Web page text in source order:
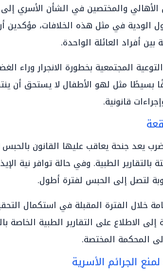
والمختصين في الشأن الأسري
الودية في مثل هذه الخلافات، مؤكدين
أفراد العائلة الواحدة.
المجتمعية بخطورة الانجرار وراء
بسيطًا مثل لهو الأطفال لا يستحق أن
قانونية.
يعد جنحة يعاقب عليها القانون
الطبية. وفي حالة توافر نية
لتصل إلى الحبس لفترة أطول.
خلال الفترة المقبلة في استكمال
إلى الاطلاع على التقارير الطبية الخاصة
المحكمة المختصة.
الجرائم الأسرية